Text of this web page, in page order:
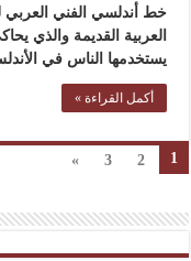
خط أندلسي الفني العربي
العربية القديمة والذي
يستخدمها الناس في
أكمل القراءة »
1
2
3
»